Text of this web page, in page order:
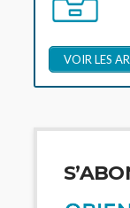
VOIR LES